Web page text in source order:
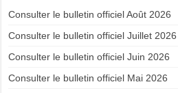
Consulter le bulletin officiel Août 2026
Consulter le bulletin officiel Juillet 2026
Consulter le bulletin officiel Juin 2026
Consulter le bulletin officiel Mai 2026